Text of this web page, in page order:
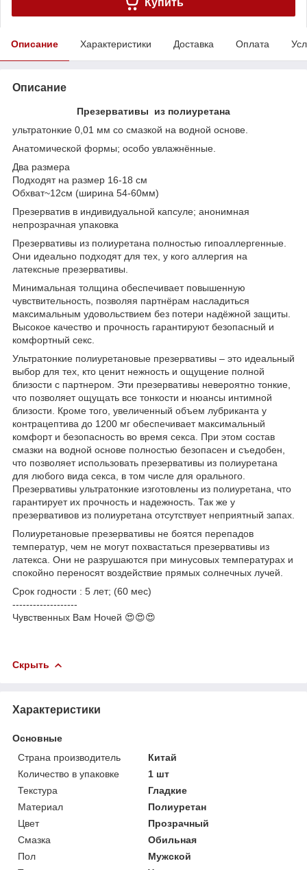
Описание Характеристики Доставка Оплата
Описание
Презервативы из полиуретана
ультратонкие 0,01 мм со смазкой на водной основе.
Анатомической формы; особо увлажнённые.
Два размера
Подходят на размер 16-18 см
Обхват~12см (ширина 54-60мм)
Презерватив в индивидуальной капсуле; анонимная
непрозрачная упаковка
Презервативы из полиуретана полностью гипоаллергенные.
Они идеально подходят для тех, у кого аллергия на
латексные презервативы.
Минимальная толщина обеспечивает повышенную
чувствительность, позволяя партнёрам насладиться
максимальным удовольствием без потери надёжной защиты.
Высокое качество и прочность гарантируют безопасный и
комфортный секс.
Ультратонкие полиуретановые презервативы – это идеальный
выбор для тех, кто ценит нежность и ощущение полной
близости с партнером. Эти презервативы невероятно тонкие,
что позволяет ощущать все тонкости и нюансы интимной
близости. Кроме того, увеличенный объем лубриканта у
контрацептива до 1200 мг обеспечивает максимальный
комфорт и безопасность во время секса. При этом состав
смазки на водной основе полностью безопасен и съедобен,
что позволяет использовать презервативы из полиуретана
для любого вида секса, в том числе для орального.
Презервативы ультратонкие изготовлены из полиуретана, что
гарантирует их прочность и надежность. Так же у
презервативов из полиуретана отсутствует неприятный запах.
Полиуретановые презервативы не боятся перепадов
температур, чем не могут похвастаться презервативы из
латекса. Они не разрушаются при минусовых температурах и
спокойно переносят воздействие прямых солнечных лучей.
Срок годности : 5 лет; (60 мес)
-------------------
Чувственных Вам Ночей 😍😍😍
Скрыть
Характеристики
Основные
Страна производитель
Китай
Количество в упаковке
1 шт
Текстура
Гладкие
Материал
Полиуретан
Цвет
Прозрачный
Смазка
Обильная
Пол
Мужской